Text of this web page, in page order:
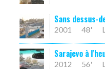
Sans dessus-
2001 48'
Sarajevo à
2012 56'